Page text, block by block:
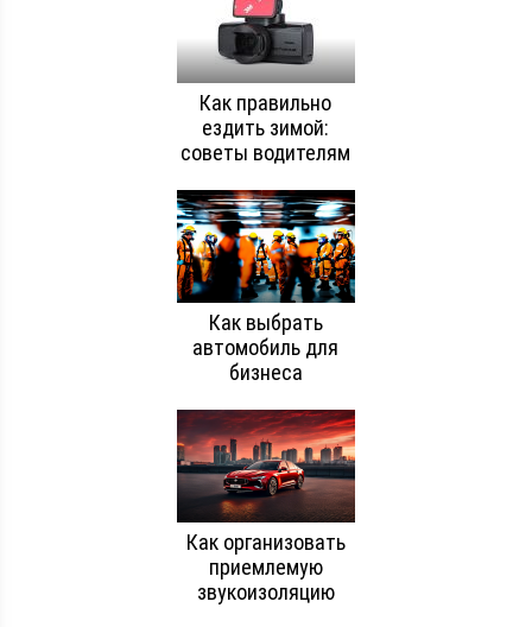
Как правильно
ездить зимой:
советы водителям
Как выбрать
автомобиль для
бизнеса
Как организовать
приемлемую
звукоизоляцию